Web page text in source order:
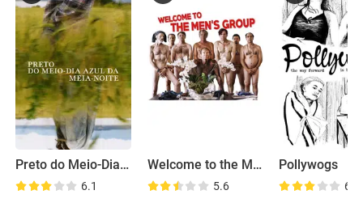
Preto do Meio-Dia Azul da Meia-Noite
6.1
Welcome to the Men's Group
5.6
Pollywogs
6.0